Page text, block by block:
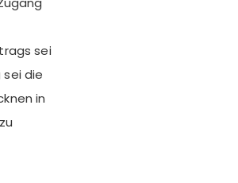
sei
die
in